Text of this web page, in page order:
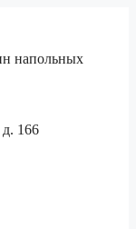
напольных
д. 166